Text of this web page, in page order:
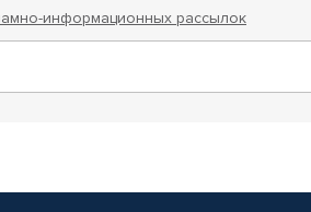
информационных рассылок